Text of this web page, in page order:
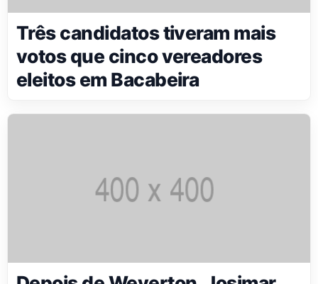
Três candidatos tiveram mais
votos que cinco vereadores
eleitos em Bacabeira